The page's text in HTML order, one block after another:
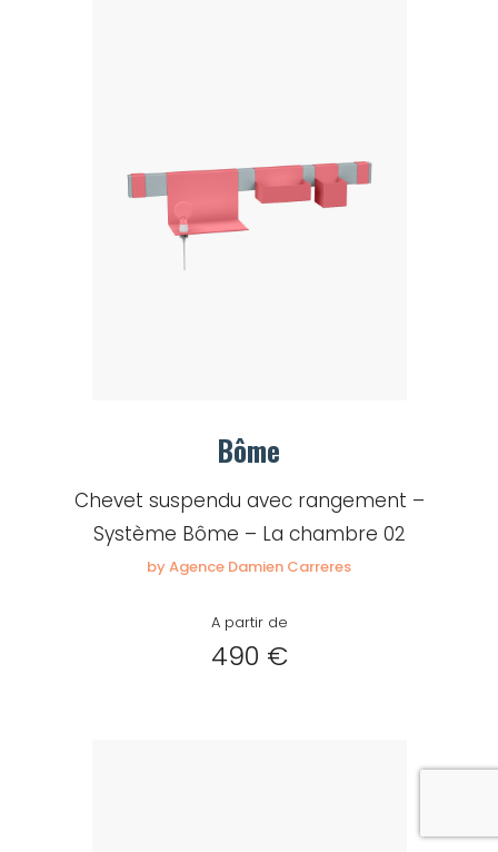
Bôme
Chevet suspendu avec rangement –
Système Bôme – La chambre 02
by Agence Damien Carreres
A partir de
490 €